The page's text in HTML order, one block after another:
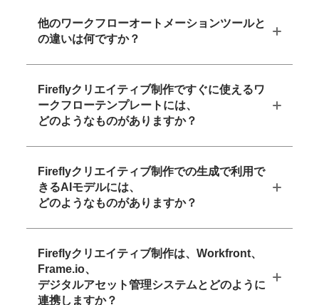
他のワークフローオートメーションツールと
の違いは何ですか？
Fireflyクリエイティブ制作ですぐに使えるワ
ークフローテンプレートには、
どのようなものがありますか？
Fireflyクリエイティブ制作での生成で利用で
きるAIモデルには、
どのようなものがありますか？
Fireflyクリエイティブ制作は、Workfront、
Frame.io、
デジタルアセット管理システムとどのように
連携しますか？